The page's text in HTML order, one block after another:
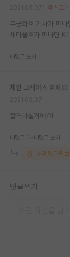
유학교육
이벤트
재팬라운지 🌸
누적 신고
무궁화호 기차가 떠
새마을호가 떠나면
대댓글 쓰기
체한 그레이스 호퍼
합격하실거에요!
대댓글 1개 대댓글 쓰기
해당 댓글을
댓글쓰기